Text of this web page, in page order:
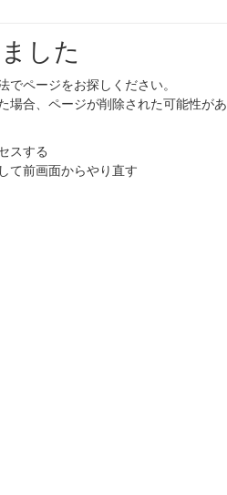
した
でページをお探しください。
場合、ページが削除された可能性があ
スする
て前画面からやり直す